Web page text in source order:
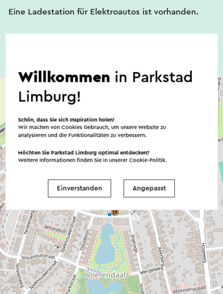
Eine Ladestation für Elektroautos ist vorhanden.
Willkommen in Parkstad
Limburg!
Schön, dass Sie sich Inspiration holen!
Wir machen von Cookies Gebrauch, um unsere Website zu
analysieren und die Funktionalitäten zu verbessern.
Möchten Sie Parkstad Limburg optimal entdecken?
Weitere Informationen finden Sie in unsererCookie-Politik.
Einverstanden Angepasst